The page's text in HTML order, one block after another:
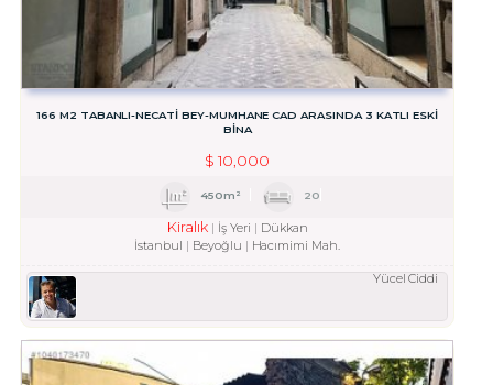
166 M2 TABANLI-NECATİ BEY-MUMHANE CAD ARASINDA 3 KATLI ESKİ
BİNA
$ 10,000
450m² 20
Kiralık İş Yeri
Dükkan
İstanbul
Beyoğlu Hacımimi Mah.
Yücel Ciddi